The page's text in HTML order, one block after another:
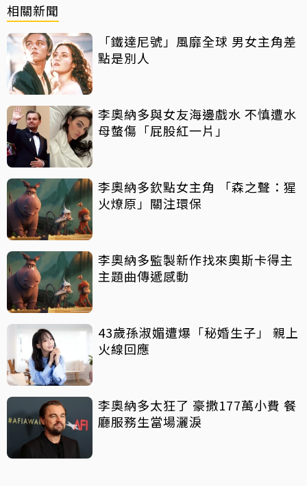
相關新聞
「鐵達尼號」風靡全球 男女主角差
點是別人
李奧納多與女友海邊戲水 不慎遭水
母螫傷「屁股紅一片」
李奧納多欽點女主角 「森之聲：猩
火燎原」關注環保
李奧納多監製新作找來奧斯卡得主
主題曲傳遞感動
43歲孫淑媚遭爆「秘婚生子」 親上
火線回應
李奧納多太狂了 豪撒177萬小費 餐
廳服務生當場灑淚